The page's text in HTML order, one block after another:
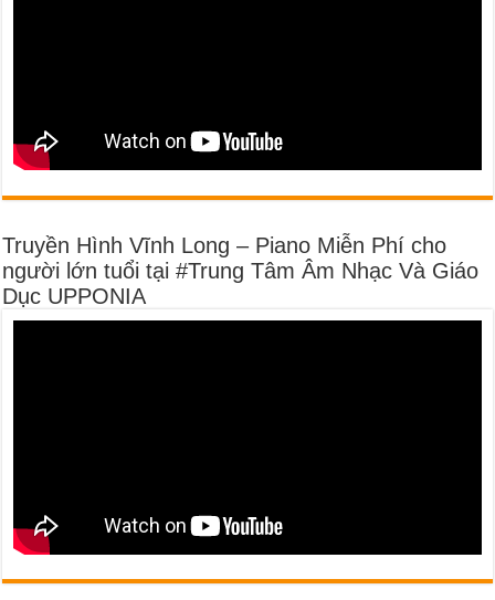
Truyền Hình Vĩnh Long – Piano Miễn Phí cho
người lớn tuổi tại #Trung Tâm Âm Nhạc Và Giáo
Dục UPPONIA